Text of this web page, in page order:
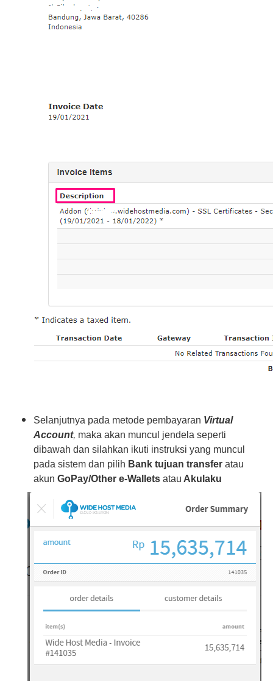
Selanjutnya pada metode pembayaran Virtual
Account, maka akan muncul jendela seperti
dibawah dan silahkan ikuti instruksi yang muncul
pada sistem dan pilih Bank tujuan transfer atau
akun GoPay/Other e-Wallets atau Akulaku